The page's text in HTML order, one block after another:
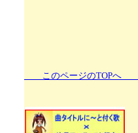
このページのTOPへ